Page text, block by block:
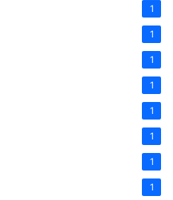
1
1
1
1
1
1
1
1